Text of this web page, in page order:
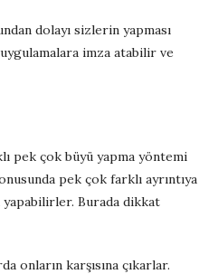
dolayı sizlerin yapması
imza atabilir ve
pek çok büyü yapma yöntemi
pek çok farklı ayrıntıya
yapabilirler. Burada dikkat
karşısına çıkarlar.